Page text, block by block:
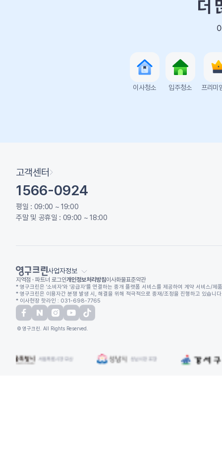
더
이사청소 입주청소 프리미
고객센터
1566-0924
평일 : 09:00 ~ 19:00
주말 및 공휴일 : 09:00 ~ 18:00
사업자정보
지역점 · 파트너 로그인개인정보처리방침이사화물표준약관
* 영구크린은 ‘소비자’와 ‘공급자’를 연결하는 중개 플랫폼 서비스를 제공하여 계약 서비스/
* 영구크린은 이용자간 분쟁 발생 시, 해결을 위해 적극적으로 중재/조정을 진행하고 있습
* 이사현장 핫라인 : 031-698-7765
© 영구크린. All Rights Reserved.